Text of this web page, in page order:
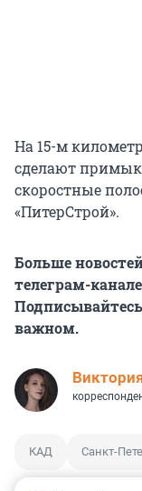
На 15-м
сделают
скоростные
«ПитерСтрой».
Больше
телеграм-
важном.
КАД Санкт-